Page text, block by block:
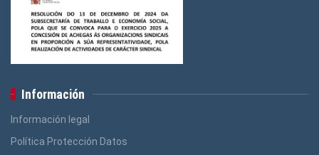
Información
Información legal
Política Protección Datos